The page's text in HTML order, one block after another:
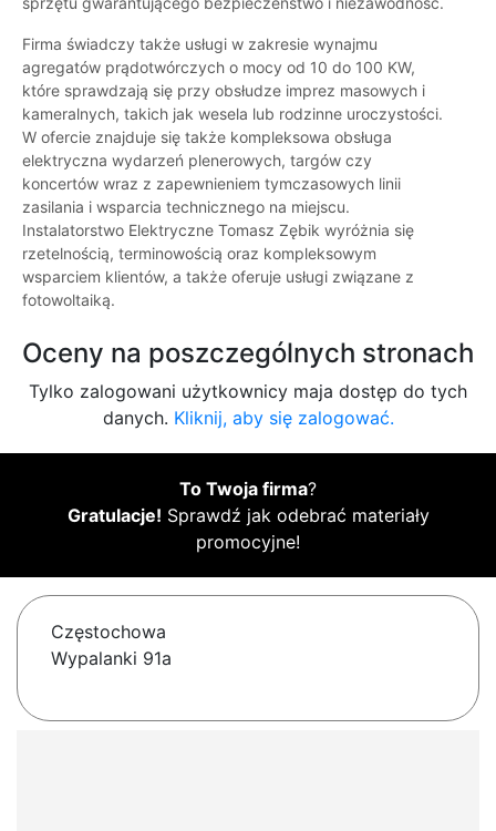
Firma świadczy także usługi w zakresie wynajmu
agregatów prądotwórczych o mocy od 10 do 100 KW,
które sprawdzają się przy obsłudze imprez masowych i
kameralnych, takich jak wesela lub rodzinne uroczystości.
W ofercie znajduje się także kompleksowa obsługa
elektryczna wydarzeń plenerowych, targów czy
koncertów wraz z zapewnieniem tymczasowych linii
zasilania i wsparcia technicznego na miejscu.
Instalatorstwo Elektryczne Tomasz Zębik wyróżnia się
rzetelnością, terminowością oraz kompleksowym
wsparciem klientów, a także oferuje usługi związane z
fotowoltaiką.
Oceny na poszczególnych stronach
Tylko zalogowani użytkownicy maja dostęp do tych
danych. Kliknij, aby się zalogować.
To Twoja firma?
Gratulacje! Sprawdź jak odebrać materiały
promocyjne!
Częstochowa
Wypalanki 91a